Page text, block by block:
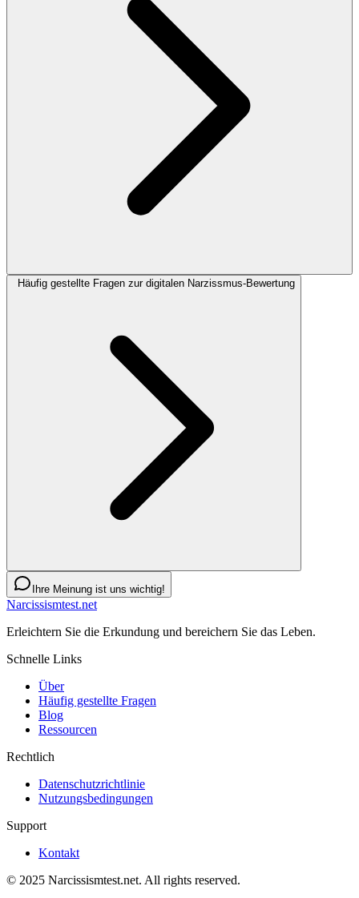
Häufig gestellte Fragen zur digitalen Narzissmus-Bewertung
Ihre Meinung ist uns wichtig!
Narcissismtest.net
Erleichtern Sie die Erkundung und bereichern Sie das Leben.
Schnelle Links
Über
Häufig gestellte Fragen
Blog
Ressourcen
Rechtlich
Datenschutzrichtlinie
Nutzungsbedingungen
Support
Kontakt
© 2025 Narcissismtest.net. All rights reserved.